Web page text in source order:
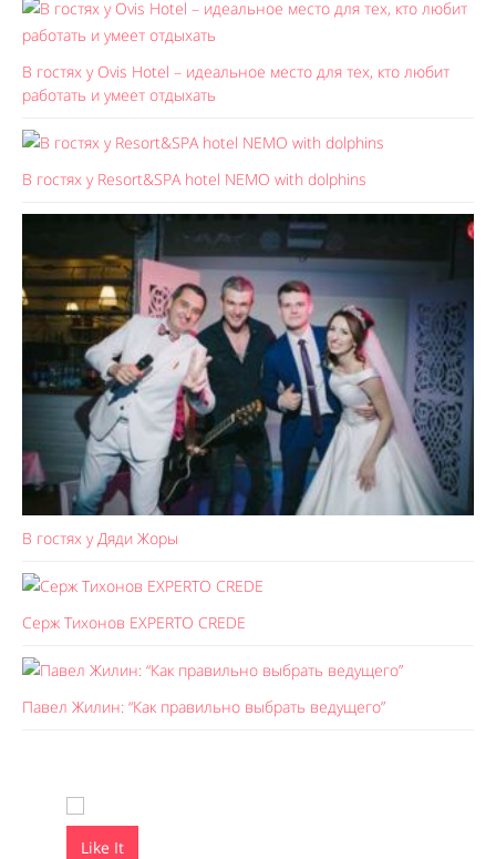
В гостях у Ovis Hotel – идеальное место для тех, кто любит
работать и умеет отдыхать
В гостях у Resort&SPA hotel NEMO with dolphins
В гостях у Дяди Жоры
Серж Тихонов EXPERTO CREDE
Павел Жилин: “Как правильно выбрать ведущего”
Like It